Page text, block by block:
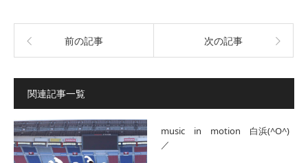
前の記事 次の記事
関連記事一覧
music in motion 白浜(^O^)
／